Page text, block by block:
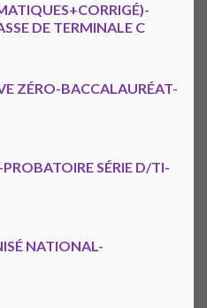
DE TERMINALE C
ZÉRO-BACCALAURÉAT-
SÉRIE D/TI-
NATIONAL-